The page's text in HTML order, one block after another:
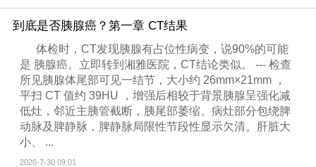
到底是否胰腺癌？第一章 CT结果
体检时，CT发现胰腺有占位性病变，说90%的可能
是 胰腺癌。立即转到湘雅医院，CT结论类似。 --- 检查
所见胰腺体尾部可见一结节，大小约 26mm×21mm ，
平扫 CT 值约 39HU ，增强后相较于背景胰腺呈强化减
低灶，邻近主胰管截断，胰尾部萎缩。病灶部分包绕脾
动脉及脾静脉，脾静脉局限性节段性显示欠清。肝脏大
小、 ...
2026-7-30 09:01